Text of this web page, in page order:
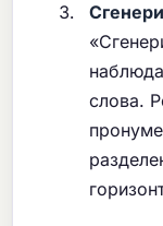
слова.